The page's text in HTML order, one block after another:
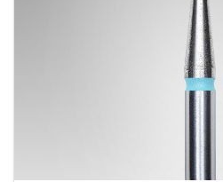
Bovendien zorgt de
ervoor dat je veel
Hierdoor heb je minder
bereik je sneller een strak,
Met andere woorden: je